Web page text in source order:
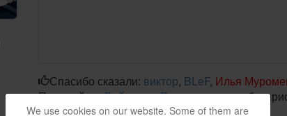
Спасибо сказали: виктор, BLeF, Илья
ПожалуйстаВойтиилиРегистрация, чтобы
We use cookies on our website. Some of them are